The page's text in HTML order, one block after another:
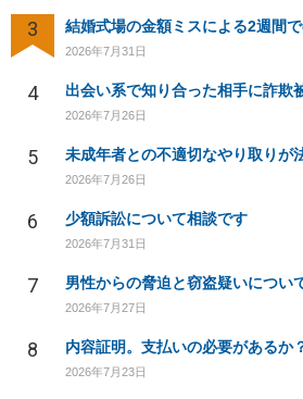
3
2026年7月31日
4
2026年7月26日
5 未成年者との不適切なやり取りが
2026年7月26日
6 少額訴訟について相談です
2026年7月31日
7 男性からの脅迫と窃盗疑いについ
2026年7月27日
8 内容証明。支払いの必要があるか
2026年7月23日